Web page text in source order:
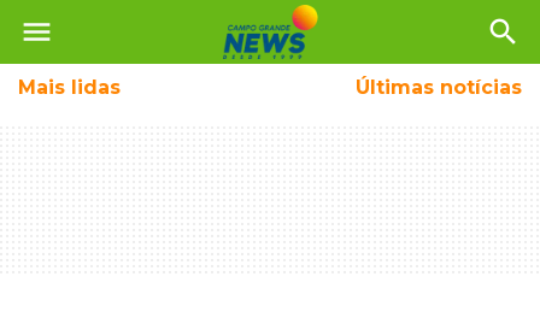
menu search
Mais lidas Últimas notícias